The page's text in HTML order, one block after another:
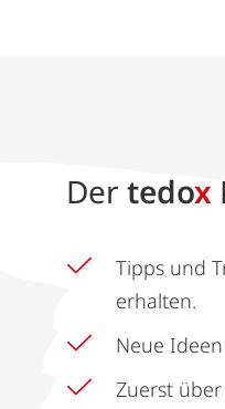
Der tedox
Tipps und
erhalten.
Neue
Zuerst